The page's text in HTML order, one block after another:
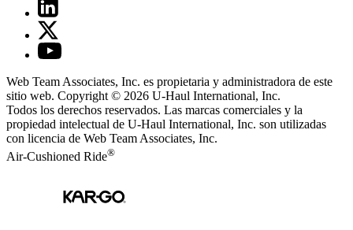
Web Team Associates, Inc. es propietaria y administradora de este
sitio web. Copyright © 2026 U-Haul International, Inc.
Todos los derechos reservados. Las marcas comerciales y la
propiedad intelectual de U-Haul International, Inc. son utilizadas
con licencia de Web Team Associates, Inc.
Air-Cushioned Ride®